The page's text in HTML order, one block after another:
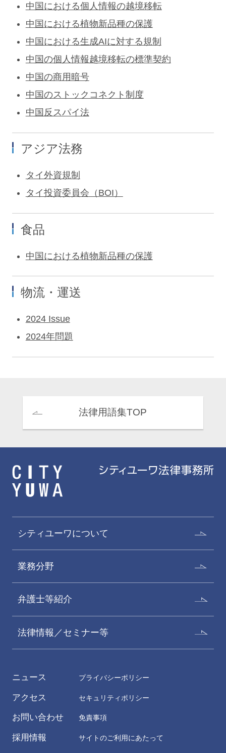
中国における個人情報の越境移転
中国における植物新品種の保護
中国における生成AIに対する規制
中国の個人情報越境移転の標準契約
中国の商用暗号
中国のストックコネクト制度
中国反スパイ法
アジア法務
タイ外資規制
タイ投資委員会（BOI）
食品
中国における植物新品種の保護
物流・運送
2024 Issue
2024年問題
法律用語集TOP
シティユーワについて
業務分野
弁護士等紹介
法律情報／セミナー等
ニュース
アクセス
お問い合わせ
採用情報
プライバシーポリシー
セキュリティポリシー
免責事項
サイトのご利用にあたって